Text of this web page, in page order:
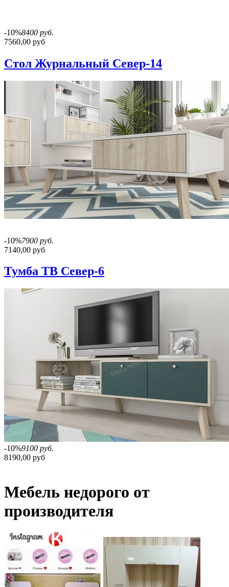
-10%8400 руб.
7560,00 руб
Стол Журнальный Север-14
-10%7900 руб.
7140,00 руб
Тумба ТВ Север-6
-10%9100 руб.
8190,00 руб
Мебель недорого от
производителя